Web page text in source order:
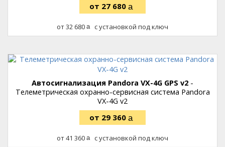
27 680
32 680 руб.
с установкой под ключ
Автосигнализация Pandora VX-4G GPS v2 -
Телеметрическая охранно-сервисная система Pandora
VX-4G v2
29 360
41 360 руб.
с установкой под ключ